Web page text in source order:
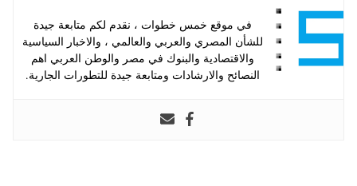
في موقع خمس خطوات ، نقدم لكم متابعة جيدة
للشأن المصري والعربي والعالمي ، والاخبار السياسية
والاقتصادية والبنوك في مصر والوطن العربي اهم
النصائح والارشادات ومتابعة جيدة للتطورات الجارية.